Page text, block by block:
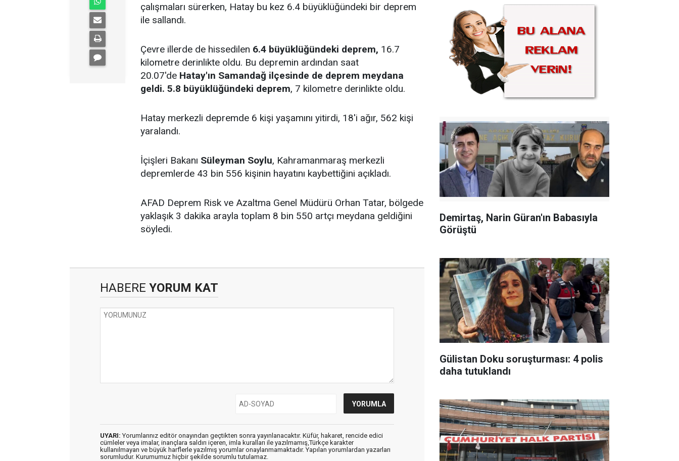
çalışmaları sürerken, Hatay bu kez 6.4 büyüklüğündeki bir deprem
ile sallandı.
Çevre illerde de hissedilen 6.4 büyüklüğündeki deprem, 16.7
kilometre derinlikte oldu. Bu depremin ardından saat
20.07'de Hatay'ın Samandağ ilçesinde de deprem meydana
geldi. 5.8 büyüklüğündeki deprem, 7 kilometre derinlikte oldu.
Hatay merkezli depremde 6 kişi yaşamını yitirdi, 18'i ağır, 562 kişi
yaralandı.
İçişleri Bakanı Süleyman Soylu, Kahramanmaraş merkezli
depremlerde 43 bin 556 kişinin hayatını kaybettiğini açıkladı.
AFAD Deprem Risk ve Azaltma Genel Müdürü Orhan Tatar, bölgede
yaklaşık 3 dakika arayla toplam 8 bin 550 artçı meydana geldiğini
söyledi.
HABERE YORUM KAT
UYARI: Yorumlarınız editör onayından geçtikten sonra yayınlanacaktır. Küfür, hakaret, rencide edici
cümleler veya imalar, inançlara saldırı içeren, imla kuralları ile yazılmamış,Türkçe karakter
kullanılmayan ve büyük harflerle yazılmış yorumlar onaylanmamaktadır. Yapılan yorumlardan yazarları
sorumludur. Kurumumuz hiçbir şekilde sorumlu tutulamaz.
Demirtaş, Narin Güran'ın Babasıyla
Görüştü
Gülistan Doku soruşturması: 4 polis
daha tutuklandı